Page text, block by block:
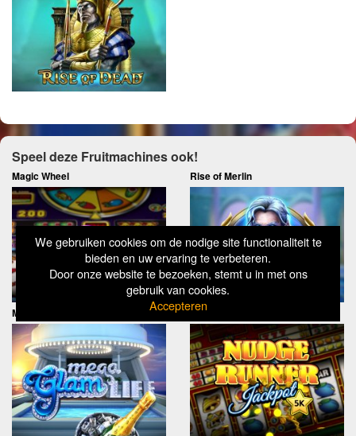
We gebruiken cookies om de nodige site functionaliteit te
bieden en uw ervaring te verbeteren.
Door onze website te bezoeken, stemt u in met ons
gebruik van cookies.
Accepteren
Speel deze Fruitmachines ook!
Magic Wheel Rise of Merlin
Mega Glam Life Nudge Runner